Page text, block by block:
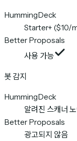
HummingDeck
Starter+ ($10/
Better Proposals
사용 가능
봇 감지
HummingDeck
알려진 스캐너
Better Proposals
광고되지 않음